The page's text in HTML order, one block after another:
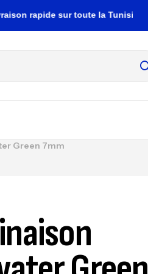
rapide sur toute la Tunisie
Green 7mm